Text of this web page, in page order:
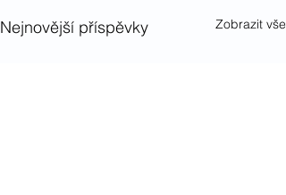
Nejnovější příspěvky Zobrazit vše